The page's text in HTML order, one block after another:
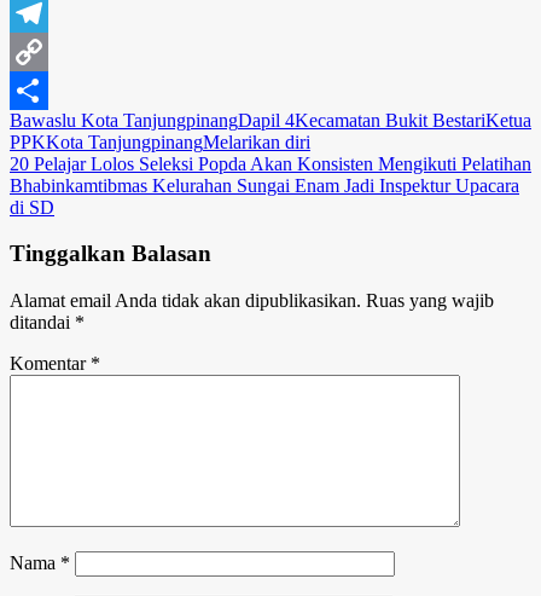
Gmail
Telegram
Copy
Link
Share
Bawaslu Kota TanjungpinangDapil 4Kecamatan Bukit BestariKetua
PPKKota TanjungpinangMelarikan diri
Navigasi
pos
20 Pelajar Lolos Seleksi Popda Akan Konsisten Mengikuti Pelatihan
Bhabinkamtibmas Kelurahan Sungai Enam Jadi Inspektur Upacara
di SD
Tinggalkan Balasan
Alamat email Anda tidak akan dipublikasikan. Ruas yang wajib
ditandai *
Komentar *
Nama *